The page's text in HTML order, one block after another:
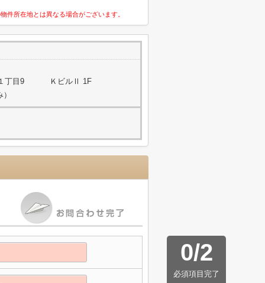
件所在地とは異なる場合がございます。
１丁目9 ＫビルⅡ 1F
0/2
必須項目完了